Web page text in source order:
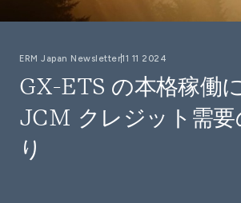
ERM Japan Newsletter11 11 2024
GX-ETS の本格稼働
JCM クレジット需要
り